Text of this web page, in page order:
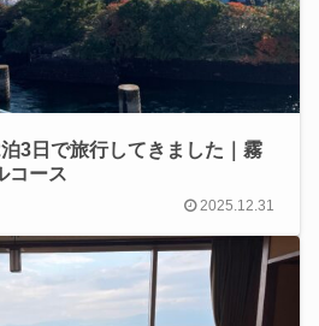
3日で旅行してきました｜霧
コース
2025.12.31